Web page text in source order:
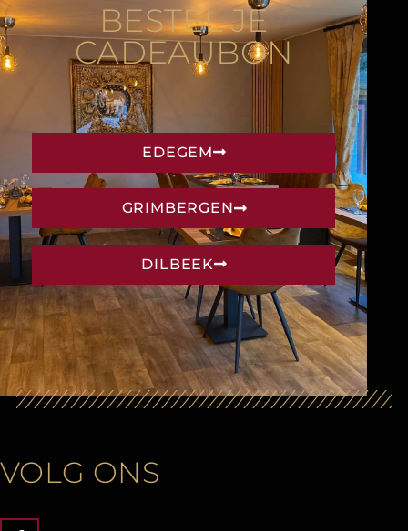
BESTEL JE
CADEAUBON
EDEGEM
GRIMBERGEN
DILBEEK
VOLG ONS